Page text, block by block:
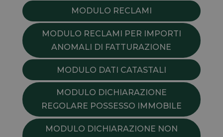
MODULO RECLAMI
MODULO RECLAMI PER IMPORTI
ANOMALI DI FATTURAZIONE
MODULO DATI CATASTALI
MODULO DICHIARAZIONE
REGOLARE POSSESSO IMMOBILE
MODULO DICHIARAZIONE NON